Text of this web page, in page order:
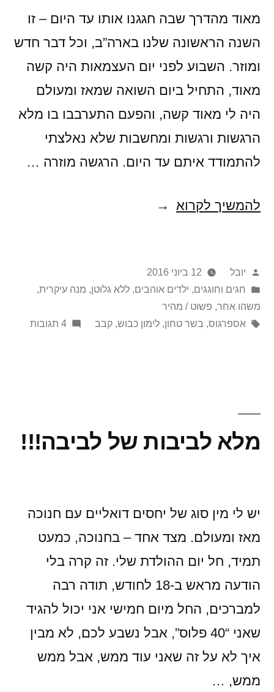
מאוד מהדרך שבה חגגנו אותו עד היום – זו
השנה הראשונה שלנו בארה”ב, וכל דבר חדש
ומוזר. השבוע לפני יום העצמאות היה קשה
מאוד, התחיל ביום השואה שמאז ומעולם
היה לי מאוד קשה, והפעם התערבבו בו מלא
הרגשות ורגשות ומחשבות שלא נאלצתי
להתמודד איתם עד היום. הרגשה מוזרה …
להמשיך לקרוא תחרות
פורסם
על
ידי
יובל
12 ביוני 2016
Posted
in
חגים וחוגגים, ילדים אוהבים, ללא גלוטן, מנה עיקרית,
משהו אחר, פשוט / מהיר
תגיות:
אספרגוס, בשר טחון, לימון כבוש, קבב 4 תגובות
על
מלא לביבות של לביבה!!!
יש לי מין סוג של יחסים דואליים עם חנוכה
מאז ומעולם. מצד אחד – בחנוכה, כמעט
תמיד, חל יום ההולדת שלי. זה קרה בלי
הודעה מראש ב-18 לחודש, תודה רבה
למברכים, החל מיום חמישי אני יכול להגיד
שאני “40 פלוס”, אבל נשבע לכם, לא מבין
איך לא על זה שאני עוד ממש, אבל ממש
ממש, …